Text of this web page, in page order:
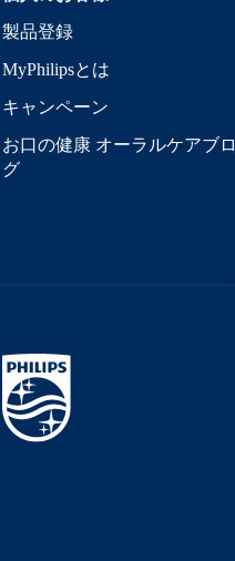
製品登録
MyPhilipsとは
キャンペーン
お口の健康 オーラルケアブロ
グ